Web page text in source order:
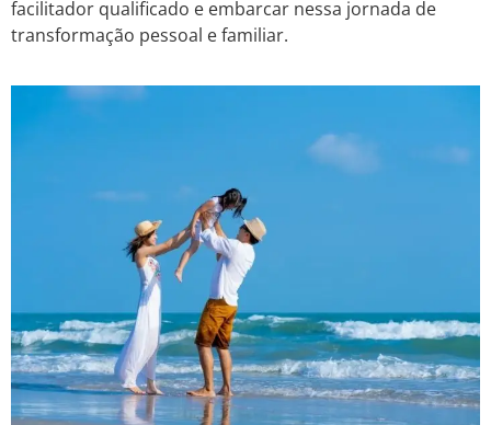
facilitador qualificado e embarcar nessa jornada de
transformação pessoal e familiar.